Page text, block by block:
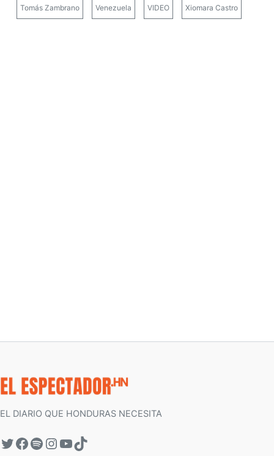
Tomás Zambrano Venezuela VIDEO Xiomara Castro
EL DIARIO QUE HONDURAS NECESITA